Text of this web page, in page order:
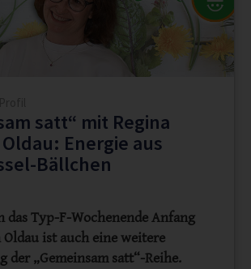
satt“ mit Regina
Energie aus
Bällchen
das Typ-F-Wochenende Anfang
Oldau ist auch eine weitere
der „Gemeinsam satt“-Reihe.